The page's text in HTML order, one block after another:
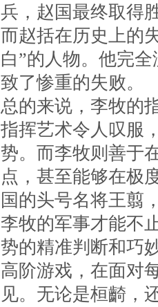
兵，赵国最终取得
而赵括在历史上的
白”的人物。他完
致了惨重的失败。
总的来说，李牧的
指挥艺术令人叹服
势。而李牧则善于
点，甚至能够在极
国的头号名将王翦
李牧的军事才能不
势的精准判断和巧
高阶游戏，在面对
见。无论是桓齮，